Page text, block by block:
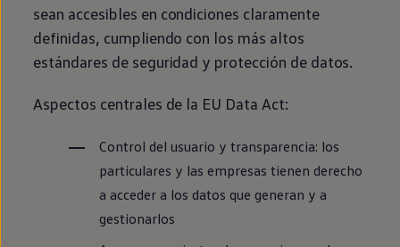
Llantas y neumáticos
Accesorios y merchandising
Seguridad
Transporte
Personalización
Merchandising
Todo sobre tu Volkswagen
Tu coche conectado
Luces de advertencia
Manuales del coche
Información sobre EA189
sean accesibles en condiciones claramente
definidas, cumpliendo con los más altos
estándares de seguridad y protección de datos.
Aspectos centrales de la EU Data Act:
Control del usuario y transparencia: los
particulares y las empresas tienen derecho
a acceder a los datos que generan y a
gestionarlos